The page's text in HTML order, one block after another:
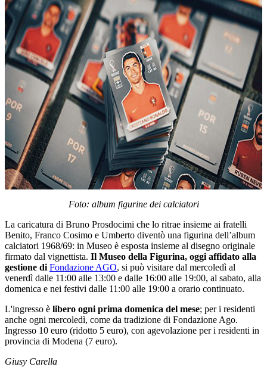
Foto: album figurine dei calciatori
La caricatura di Bruno Prosdocimi che lo ritrae insieme ai fratelli
Benito, Franco Cosimo e Umberto diventò una figurina dell’album
calciatori 1968/69: in Museo è esposta insieme al disegno originale
firmato dal vignettista. Il Museo della Figurina, oggi affidato alla
gestione di Fondazione AGO, si può visitare dal mercoledì al
venerdì dalle 11:00 alle 13:00 e dalle 16:00 alle 19:00, al sabato, alla
domenica e nei festivi dalle 11:00 alle 19:00 a orario continuato.
L'ingresso è libero ogni prima domenica del mese; per i residenti
anche ogni mercoledì, come da tradizione di Fondazione Ago.
Ingresso 10 euro (ridotto 5 euro), con agevolazione per i residenti in
provincia di Modena (7 euro).
Giusy Carella